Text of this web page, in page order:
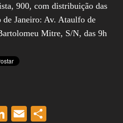
900, com distribuição das
de Janeiro: Av. Ataulfo de
Mitre, S/N, das 9h
Li
E